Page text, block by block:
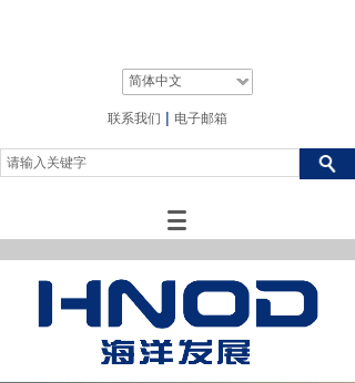
简体中文
联系我们 | 电子邮箱